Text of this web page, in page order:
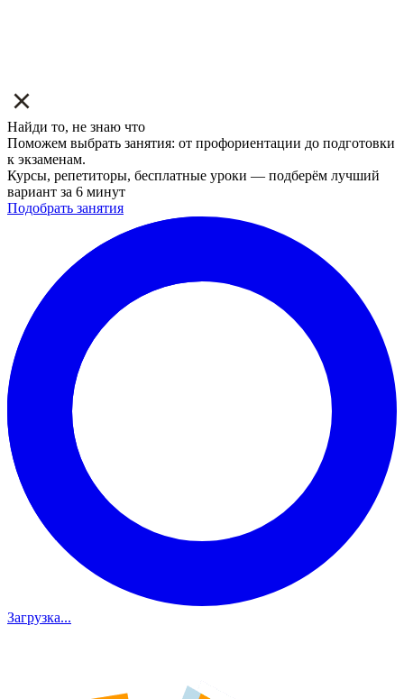
Найди то, не знаю что
Поможем выбрать занятия: от профориентации до подготовки
к экзаменам.
Курсы, репетиторы, бесплатные уроки — подберём лучший
вариант за 6 минут
Подобрать занятия
Загрузка...